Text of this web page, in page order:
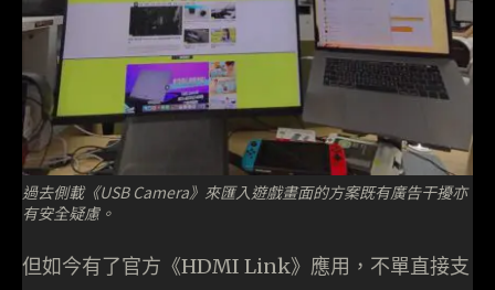
過去側載《USB Camera》來匯入遊戲畫面的方案既有廣告干擾亦
有安全疑慮。
但如今有了官方《HDMI Link》應用，不單直接支